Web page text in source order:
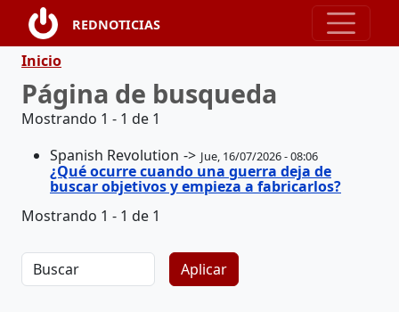
Pasar al contenido principal
REDNOTICIAS
Ruta de navegación
Inicio
Página de busqueda
Mostrando 1 - 1 de 1
Spanish Revolution
Jue, 16/07/2026 - 08:06
¿Qué ocurre cuando una guerra deja de
buscar objetivos y empieza a fabricarlos?
Mostrando 1 - 1 de 1